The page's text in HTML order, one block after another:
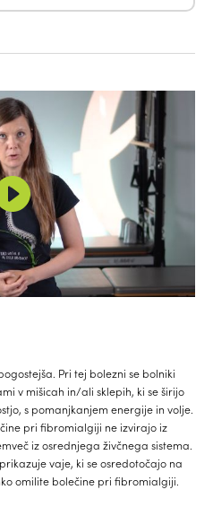
Pri tej bolezni se bolniki
v mišicah in/ali sklepih, ki se širijo
s pomanjkanjem energije in volje.
pri fibromialgiji ne izvirajo iz
iz osrednjega živčnega sistema.
vaje, ki se osredotočajo na
omilite bolečine pri fibromialgiji.